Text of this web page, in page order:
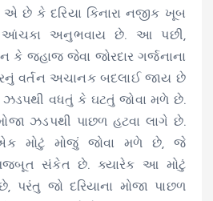
છે કે દરિયા કિનારા નજીક ખૂબ
અનુભવાય છે. આ પછી,
કે જહાજ જેવા જોરદાર ગર્જનાના
વર્તન અચાનક બદલાઈ જાય છે
વધતું કે ઘટતું જોવા મળે છે.
ઝડપથી પાછળ હટવા લાગે છે.
મોટું મોજું જોવા મળે છે, જે
મજબૂત સંકેત છે. ક્યારેક આ મોટું
પરંતુ જો દરિયાના મોજા પાછળ